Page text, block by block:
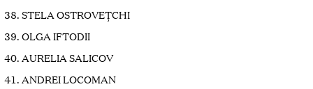
STELA OSTROVEȚCHI
OLGA IFTODII
AURELIA SALICOV
ANDREI LOCOMAN